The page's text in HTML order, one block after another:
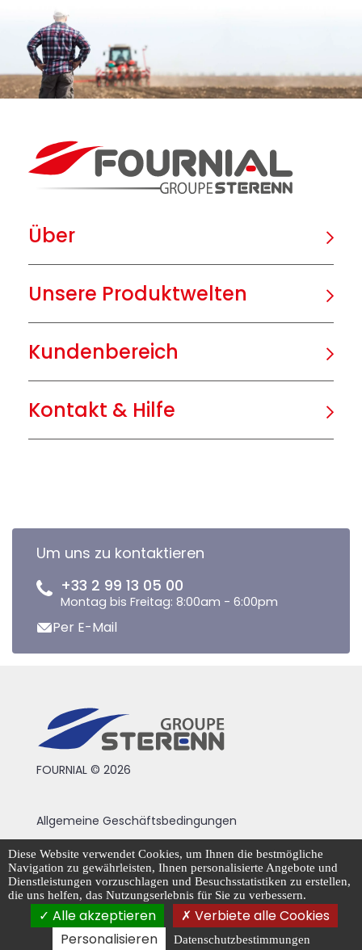
Über
Unsere Produktwelten
Kundenbereich
Kontakt & Hilfe
Um uns zu kontaktieren
+33 2 99 13 05 00
Montag bis Freitag: 8:00am - 6:00pm
Per E-Mail
FOURNIAL © 2026
Allgemeine Geschäftsbedingungen
Rechtliche Hinweise
Datenschutzrichtlinie
Cookie-Management
Diese Website verwendet Cookies, um Ihnen die bestmögliche
Navigation zu gewährleisten, Ihnen personalisierte Angebote und
Dienstleistungen vorzuschlagen und Besuchsstatistiken zu erstellen,
die uns helfen, das Nutzungserlebnis für Sie zu verbessern.
Alle akzeptieren
Verbiete alle Cookies
Personalisieren
Datenschutzbestimmungen